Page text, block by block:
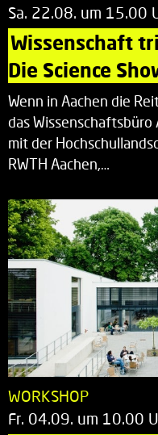
Sa. 22.08. um 15.00
Wissenschaft
Die Science
Wenn in Aachen die
das Wissenschaftsbüro
mit der
RWTH Aachen,…
WORKSHOP
Fr. 04.09. um 10.00